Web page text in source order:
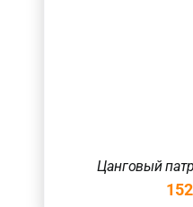
Цанговый